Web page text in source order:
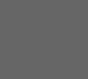
A Block,